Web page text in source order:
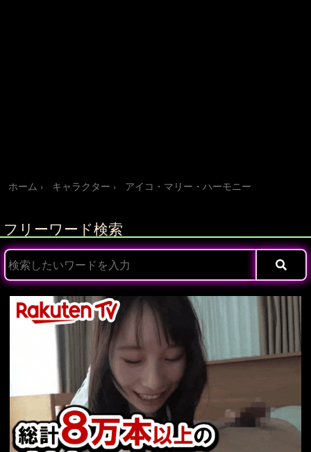
ホーム キャラクター アイコ・マリー・ハーモニー
フリーワード検索